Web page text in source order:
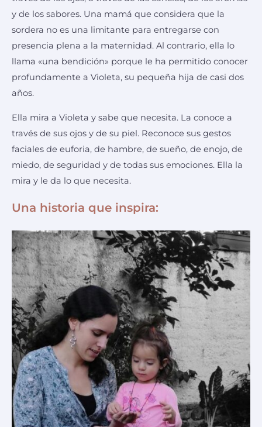
y de los sabores. Una mamá que considera que la
sordera no es una limitante para entregarse con
presencia plena a la maternidad. Al contrario, ella lo
llama «una bendición» porque le ha permitido conocer
profundamente a Violeta, su pequeña hija de casi dos
años.
Ella mira a Violeta y sabe que necesita. La conoce a
través de sus ojos y de su piel. Reconoce sus gestos
faciales de euforia, de hambre, de sueño, de enojo, de
miedo, de seguridad y de todas sus emociones. Ella la
mira y le da lo que necesita.
Una historia que inspira: